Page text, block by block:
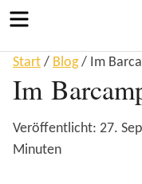
Start / Blog / Im
Im
Veröffentlicht: 27.
Minuten